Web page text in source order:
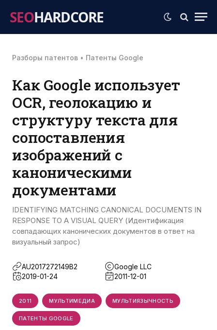
SEOHARDCORE
Разборы патентов • Патенты Google
Как Google использует
OCR, геолокацию и
структуру текста для
сопоставления
изображений с
каноническими
документами
IDENTIFYING MATCHING CANONICAL DOCUMENTS IN
RESPONSE TO A VISUAL QUERY (Идентификация
совпадающих канонических документов в ответ на
визуальный запрос)
AU2017272149B2
Google LLC
2019-01-24
2011-12-01
2011 МУЛЬТИМЕДИА МУЛЬТИЯЗЫЧНОСТЬ
ПАТЕНТЫ GOOGLE